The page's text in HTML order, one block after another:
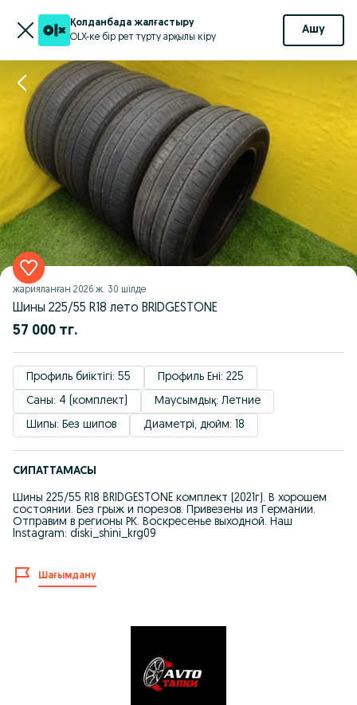
Қолданбада жалғастыру
OLX-ке бір рет түрту арқылы кіру
Ашу
жарияланған 2026 ж. 30 шілде
Шины 225/55 R18 лето BRIDGESTONE
57 000 тг.
Профиль биіктігі: 55
Профиль Ені: 225
Саны: 4 (комплект)
Маусымдық: Летние
Шипы: Без шипов
Диаметрі, дюйм: 18
СИПАТТАМАСЫ
Шины 225/55 R18 BRIDGESTONE комплект (2021г). В хорошем
состоянии. Без грыж и порезов. Привезены из Германии.
Отправим в регионы РК. Воскресенье выходной. Наш
Instagram: diski_shini_krg09
Шағымдану